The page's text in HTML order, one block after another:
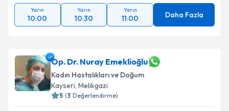
Yarın
10:00
Yarın
10:30
Yarın
11:00 Daha Fazla
Op. Dr. Nuray Emeklioğlu
Kadın Hastalıkları ve Doğum
Kayseri, Melikgazi
5 (3 Değerlendirme)